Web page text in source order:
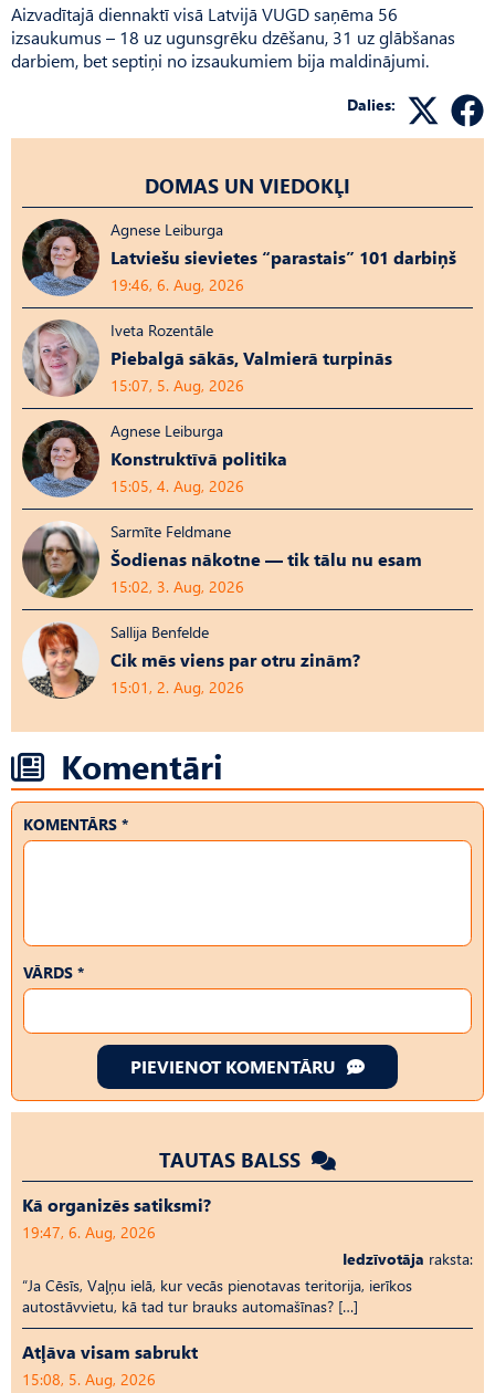
Aizvadītajā diennaktī visā Latvijā VUGD saņēma 56
izsaukumus – 18 uz ugunsgrēku dzēšanu, 31 uz glābšanas
darbiem, bet septiņi no izsaukumiem bija maldinājumi.
Dalies:
DOMAS UN VIEDOKĻI
Agnese Leiburga
Latviešu sievietes “parastais” 101 darbiņš
19:46, 6. Aug, 2026
Iveta Rozentāle
Piebalgā sākās, Valmierā turpinās
15:07, 5. Aug, 2026
Agnese Leiburga
Konstruktīvā politika
15:05, 4. Aug, 2026
Sarmīte Feldmane
Šodienas nākotne — tik tālu nu esam
15:02, 3. Aug, 2026
Sallija Benfelde
Cik mēs viens par otru zinām?
15:01, 2. Aug, 2026
Komentāri
KOMENTĀRS *
VĀRDS *
PIEVIENOT KOMENTĀRU
TAUTAS BALSS
Kā organizēs satiksmi?
19:47, 6. Aug, 2026
Iedzīvotāja raksta:
“Ja Cēsīs, Vaļņu ielā, kur vecās pienotavas teritorija, ierīkos
autostāvvietu, kā tad tur brauks automašīnas? […]
Atļāva visam sabrukt
15:08, 5. Aug, 2026